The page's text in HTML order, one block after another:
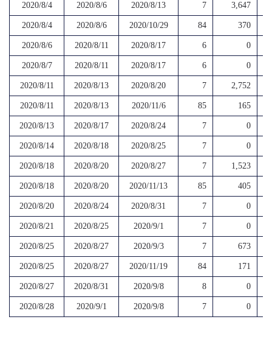
2020/8/4 2020/8/6 2020/8/13 7 3,647
2020/8/4 2020/8/6 2020/10/29 84 370
2020/8/6 2020/8/11 2020/8/17 6 0
2020/8/7 2020/8/11 2020/8/17 6 0
2020/8/11 2020/8/13 2020/8/20 7 2,752
2020/8/11 2020/8/13 2020/11/6 85 165
2020/8/13 2020/8/17 2020/8/24 7 0
2020/8/14 2020/8/18 2020/8/25 7 0
2020/8/18 2020/8/20 2020/8/27 7 1,523
2020/8/18 2020/8/20 2020/11/13 85 405
2020/8/20 2020/8/24 2020/8/31 7 0
2020/8/21 2020/8/25 2020/9/1 7 0
2020/8/25 2020/8/27 2020/9/3 7 673
2020/8/25 2020/8/27 2020/11/19 84 171
2020/8/27 2020/8/31 2020/9/8 8 0
2020/8/28 2020/9/1 2020/9/8 7 0